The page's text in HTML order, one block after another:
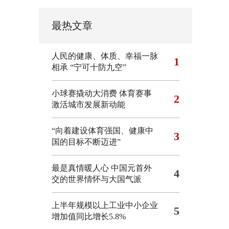
最热文章
人民的健康、体质、幸福一脉
相承 “宁可十防九空” 1
小球赛撬动大消费 体育赛事
激活城市发展新动能
2
“向着建设体育强国、健康中
国的目标不断迈进”
3
最是真情暖人心 中国元首外
交的世界情怀与大国气派
4
上半年规模以上工业中小企业
增加值同比增长5.8%
5